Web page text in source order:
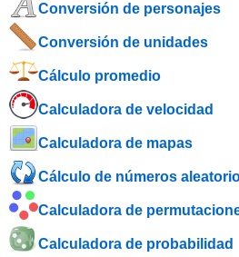
Conversión de personajes
Conversión de unidades
Cálculo promedio
Calculadora de velocidad
Calculadora de mapas
Cálculo de números
Calculadora de
Calculadora de probabilidad